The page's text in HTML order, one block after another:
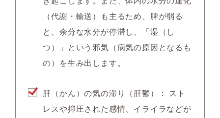
（代謝・輸送）も主るため、脾が弱る
と、余分な水分が停滞し、「湿（し
つ）」という邪気（病気の原因となるも
の）を生み出します。
肝（かん）の気の滞り（肝鬱）： スト
レスや抑圧された感情、イライラなどが